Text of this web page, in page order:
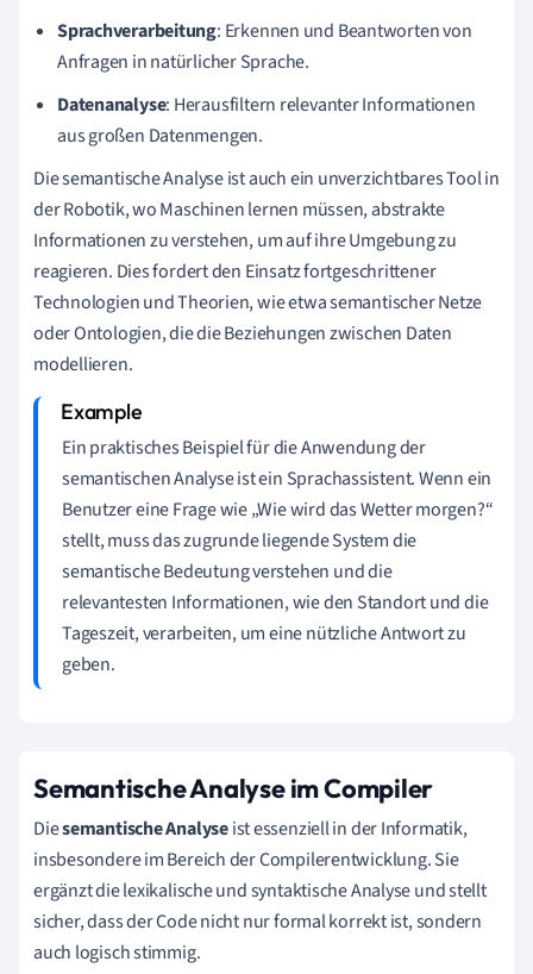
Sprachverarbeitung: Erkennen und Beantworten von
Anfragen in natürlicher Sprache.
Datenanalyse: Herausfiltern relevanter Informationen
aus großen Datenmengen.
Die semantische Analyse ist auch ein unverzichtbares Tool in
der Robotik, wo Maschinen lernen müssen, abstrakte
Informationen zu verstehen, um auf ihre Umgebung zu
reagieren. Dies fordert den Einsatz fortgeschrittener
Technologien und Theorien, wie etwa semantischer Netze
oder Ontologien, die die Beziehungen zwischen Daten
modellieren.
Ein praktisches Beispiel für die Anwendung der
semantischen Analyse ist ein Sprachassistent. Wenn ein
Benutzer eine Frage wie „Wie wird das Wetter morgen?“
stellt, muss das zugrunde liegende System die
semantische Bedeutung verstehen und die
relevantesten Informationen, wie den Standort und die
Tageszeit, verarbeiten, um eine nützliche Antwort zu
geben.
Semantische Analyse im Compiler
Diesemantische Analyseist essenziell in der Informatik,
insbesondere im Bereich der Compilerentwicklung. Sie
ergänzt die lexikalische und syntaktische Analyse und stellt
sicher, dass der Code nicht nur formal korrekt ist, sondern
auch logisch stimmig.